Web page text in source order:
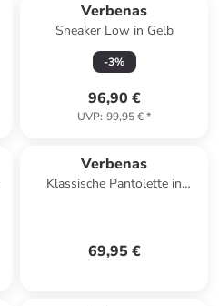
Verbenas
Sneaker Low in Gelb
-3%
96,90 €
UVP: 99,95 €*
Verbenas
Klassische Pantolette in
69,95 €